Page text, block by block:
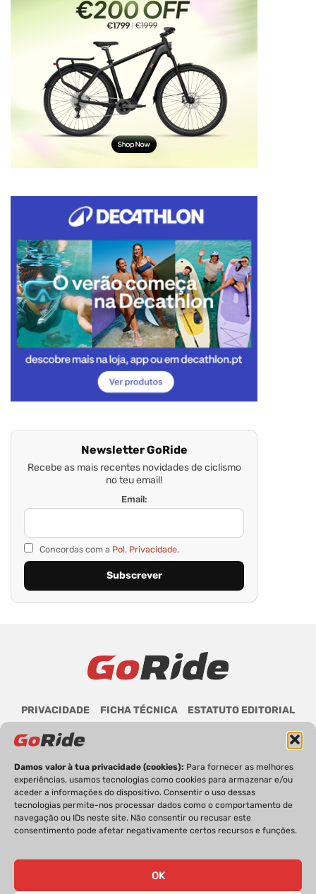
Damos valor à tua privacidade (cookies): Para fornecer as melhores
experiências, usamos tecnologias como cookies para armazenar e/ou
aceder a informações do dispositivo. Consentir o uso dessas
tecnologias permite-nos processar dados como o comportamento de
navegação ou IDs neste site. Não consentir ou recusar este
consentimento pode afetar negativamente certos recursos e funções.
OK
Newsletter GoRide
Recebe as mais recentes novidades de ciclismo
no teu email!
Email:
Concordas com a Pol. Privacidade.
PRIVACIDADE FICHA TÉCNICA
ESTATUTO EDITORIAL
GoRide 2026 | Todos os direitos reservados.